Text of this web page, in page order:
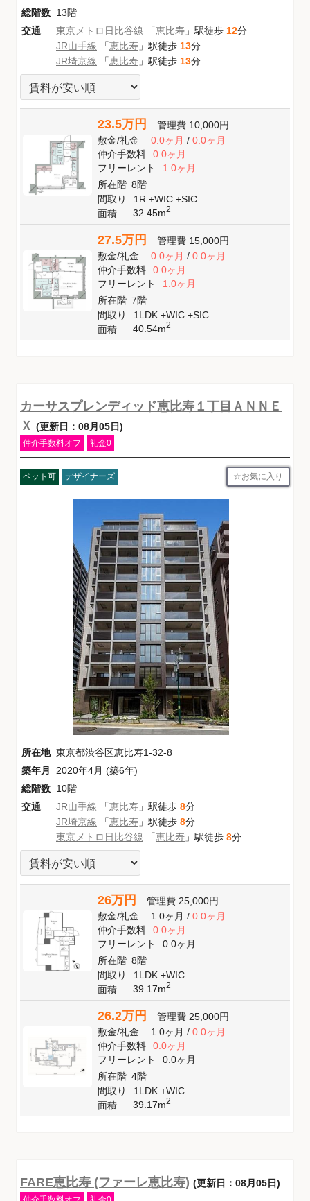
総階数 13階
交通
東京メトロ日比谷線 「恵比寿 」駅徒歩 12分
JR山手線 「恵比寿 」駅徒歩 13分
JR埼京線 「恵比寿 」駅徒歩 13分
23.5万円 管理費 10,000円
敷金/礼金 0.0ヶ月/ 0.0ヶ月
仲介手数料
0.0ヶ月
フリーレント
1.0ヶ月
所在階 8階
間取り
1R +WIC +SIC
面積
32.45m2
27.5万円 管理費 15,000円
敷金/礼金 0.0ヶ月/ 0.0ヶ月
仲介手数料
0.0ヶ月
フリーレント
1.0ヶ月
所在階 7階
間取り
1LDK +WIC +SIC
面積
40.54m2
カーサスプレンディッド恵比寿１丁目ＡＮＮＥ
Ｘ (更新日：08月05日)
仲介手数料オフ 礼金0
ペット可 デザイナーズ お気に入り
所在地 東京都渋谷区恵比寿1-32-8
築年月
2020年4月 (築6年)
総階数 10階
交通
JR山手線 「恵比寿 」駅徒歩 8分
JR埼京線 「恵比寿 」駅徒歩 8分
東京メトロ日比谷線 「恵比寿 」駅徒歩 8分
26万円 管理費 25,000円
敷金/礼金 1.0ヶ月/ 0.0ヶ月
仲介手数料
0.0ヶ月
フリーレント
0.0ヶ月
所在階 8階
間取り
1LDK +WIC
面積
39.17m2
26.2万円 管理費 25,000円
敷金/礼金 1.0ヶ月/ 0.0ヶ月
仲介手数料
0.0ヶ月
フリーレント
0.0ヶ月
所在階 4階
間取り
1LDK +WIC
面積
39.17m2
FARE恵比寿 (ファーレ恵比寿) (更新日：08月05日)